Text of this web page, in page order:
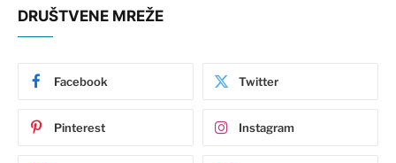
DRUŠTVENE MREŽE
Facebook Twitter
Pinterest Instagram